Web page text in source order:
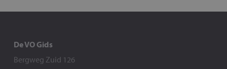
De VO Gids
Bergweg Zuid 126